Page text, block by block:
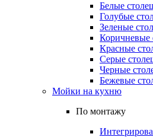
Белые
Голубые
Зеленые
Красные
Серые
Черные
Бежевые
Мойки на кухню
По монтажу